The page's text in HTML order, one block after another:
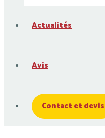
Actualités
Avis
Contact et devis